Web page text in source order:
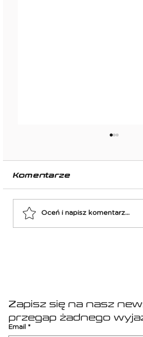
Komentarze
Oceń i napisz komentarz...
Zapisz się na nasz
przegap żadnego
Email *